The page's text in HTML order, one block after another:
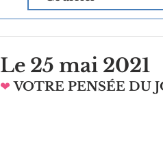
Le 25 mai 2021
❤ VOTRE PENSÉE DU